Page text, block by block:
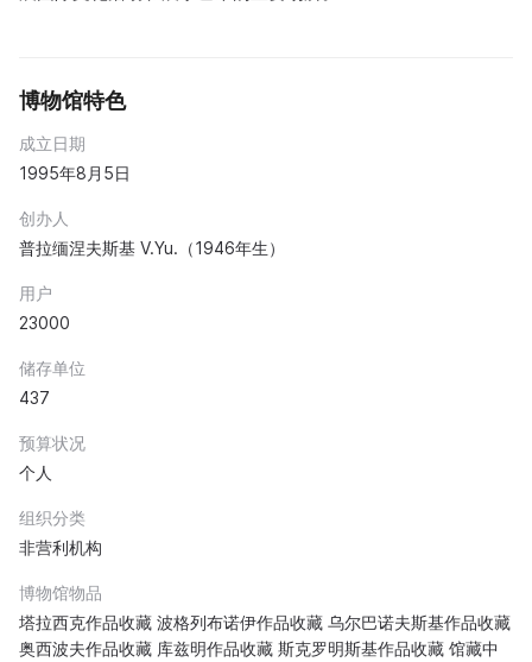
博物馆特色
成立日期
1995年8月5日
创办人
普拉缅涅夫斯基 V.Yu.（1946年生）
用户
23000
储存单位
437
预算状况
个人
组织分类
非营利机构
博物馆物品
塔拉西克作品收藏 波格列布诺伊作品收藏 乌尔巴诺夫斯基作品收藏
奥西波夫作品收藏 库兹明作品收藏 斯克罗明斯基作品收藏 馆藏中